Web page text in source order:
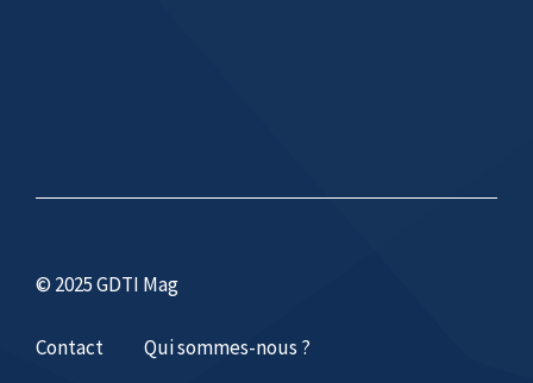
© 2025 GDTI Mag
Contact Qui sommes-nous ?